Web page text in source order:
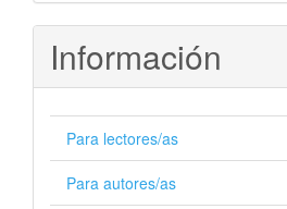
Información
Para lectores/as
Para autores/as